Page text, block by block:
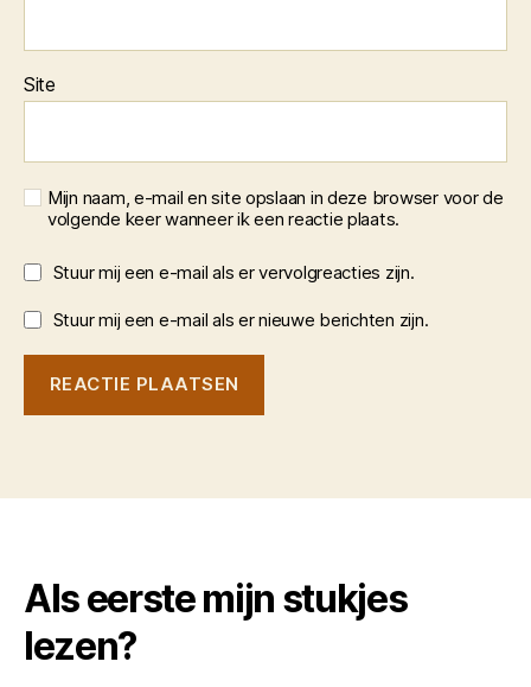
Site
Mijn naam, e-mail en site opslaan in deze browser voor de
volgende keer wanneer ik een reactie plaats.
Stuur mij een e-mail als er vervolgreacties zijn.
Stuur mij een e-mail als er nieuwe berichten zijn.
Als eerste mijn stukjes
lezen?